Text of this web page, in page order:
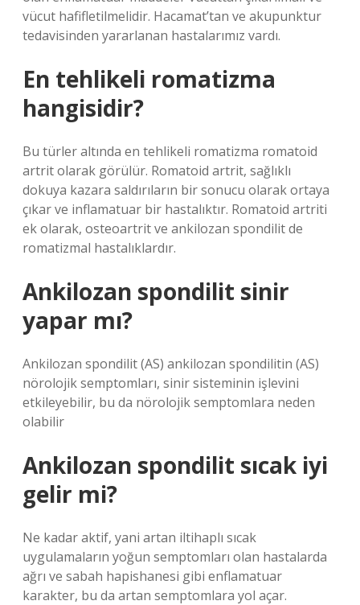
vücut hafifletilmelidir. Hacamat’tan ve akupunktur
tedavisinden yararlanan hastalarımız vardı.
En tehlikeli romatizma
hangisidir?
Bu türler altında en tehlikeli romatizma romatoid
artrit olarak görülür. Romatoid artrit, sağlıklı
dokuya kazara saldırıların bir sonucu olarak ortaya
çıkar ve inflamatuar bir hastalıktır. Romatoid artriti
ek olarak, osteoartrit ve ankilozan spondilit de
romatizmal hastalıklardır.
Ankilozan spondilit sinir
yapar mı?
Ankilozan spondilit (AS) ankilozan spondilitin (AS)
nörolojik semptomları, sinir sisteminin işlevini
etkileyebilir, bu da nörolojik semptomlara neden
olabilir
Ankilozan spondilit sıcak iyi
gelir mi?
Ne kadar aktif, yani artan iltihaplı sıcak
uygulamaların yoğun semptomları olan hastalarda
ağrı ve sabah hapishanesi gibi enflamatuar
karakter, bu da artan semptomlara yol açar.